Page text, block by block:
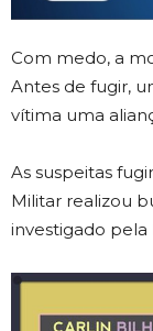
Com medo, a
Antes de fugir,
vítima uma
As suspeitas
Militar realizou
investigado pela